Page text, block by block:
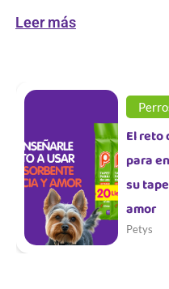
Leer más
El reto
para
su
amor
Petys